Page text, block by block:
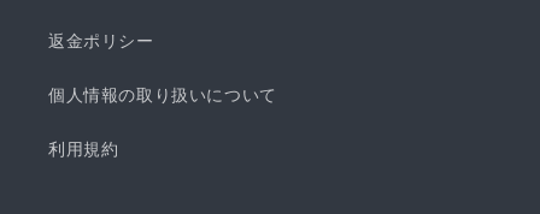
返金ポリシー
個人情報の取り扱いについて
利用規約